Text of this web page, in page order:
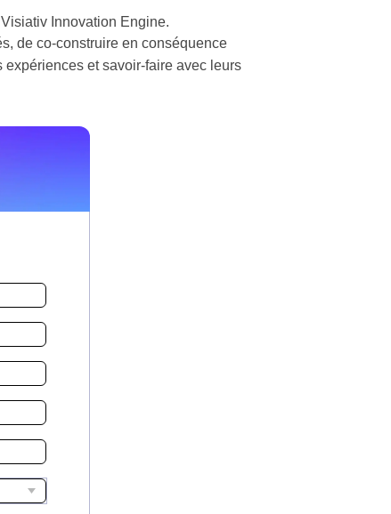
Innovation Engine.
de co-construire en conséquence
et savoir-faire avec leurs